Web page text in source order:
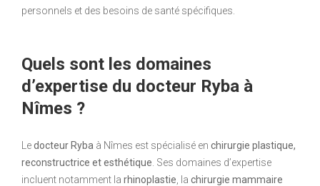
personnels et des besoins de santé spécifiques.
Quels sont les domaines
d’expertise du docteur Ryba à
Nîmes ?
Ledocteur Ryba à Nîmes est spécialisé en chirurgie plastique,
reconstructrice et esthétique . Ses domaines d’expertise
incluent notamment la rhinoplastie , la chirurgie mammaire